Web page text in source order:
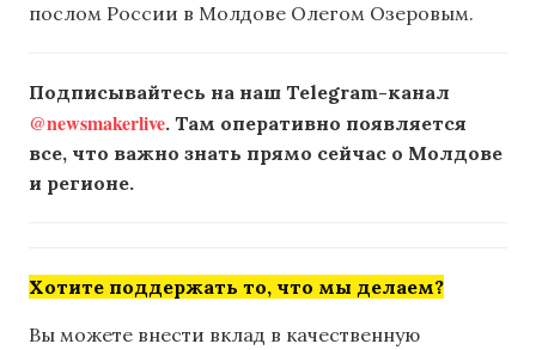
послом России в Молдове Олегом Озеровым.
Подписывайтесь на наш Telegram-канал
@newsmakerlive. Там оперативно появляется
все, что важно знать прямо сейчас о Молдове
и регионе.
Хотите поддержать то, что мы делаем?
Вы можете внести вклад в качественную